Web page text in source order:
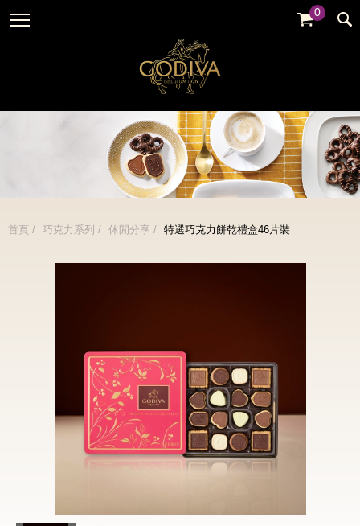
0
全部
品牌活動
全部
暢銷系列
金裝禮盒
松露禮盒
新品 / 季節性商品
歡聚系列
百年限定系列
冰享系列
全部
牛奶巧克力
白巧克力
綜合巧克力
冰淇淋
婚禮系列
GODIVA故事
GODIVA品質承諾
GODIVA大師團隊
首頁 巧克力系列 休閒分享 特選巧克力餅乾禮盒46片裝